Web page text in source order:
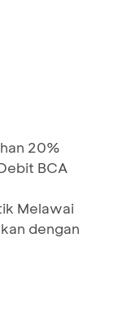
20%
BCA
Melawai
dengan